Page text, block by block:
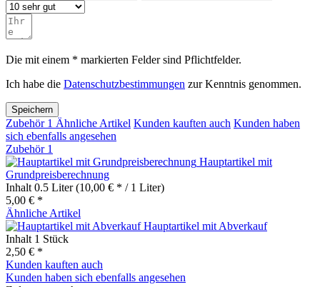
Die mit einem * markierten Felder sind Pflichtfelder.
Ich habe die Datenschutzbestimmungen zur Kenntnis genommen.
Speichern
Zubehör 1 Ähnliche Artikel Kunden kauften auch Kunden haben
sich ebenfalls angesehen
Zubehör 1
Hauptartikel mit
Grundpreisberechnung
Inhalt 0.5 Liter(10,00 € * / 1 Liter)
5,00 € *
Ähnliche Artikel
Hauptartikel mit Abverkauf
Inhalt 1 Stück
2,50 € *
Kunden kauften auch
Kunden haben sich ebenfalls angesehen